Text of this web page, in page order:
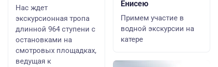
Нас ждет
экскурсионная тропа
длинной 964 ступени с
остановками на
смотровых площадках,
ведущая к
Енисею
Примем участие в
водной экскурсии на
катере